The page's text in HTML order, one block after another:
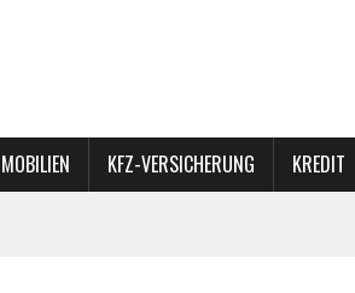
KFZ-VERSICHERUNG KREDIT